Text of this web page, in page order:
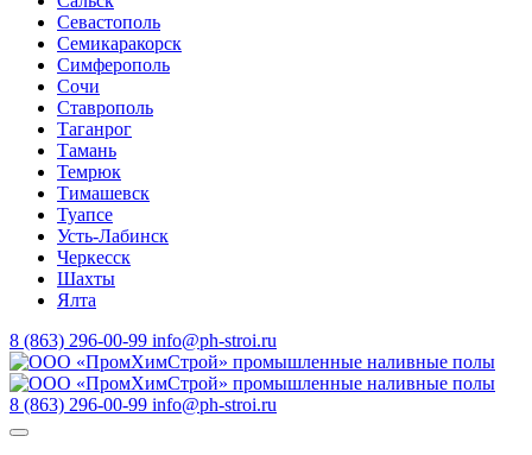
Севастополь
Семикаракорск
Симферополь
Сочи
Ставрополь
Таганрог
Тамань
Темрюк
Тимашевск
Туапсе
Усть-Лабинск
Черкесск
Шахты
Ялта
8 (863) 296-00-99 info@ph-stroi.ru
8 (863) 296-00-99 info@ph-stroi.ru